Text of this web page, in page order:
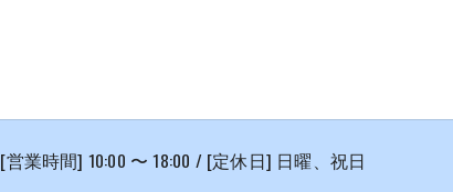
[営業時間] 10:00 〜 18:00 / [定休日] 日曜、祝日